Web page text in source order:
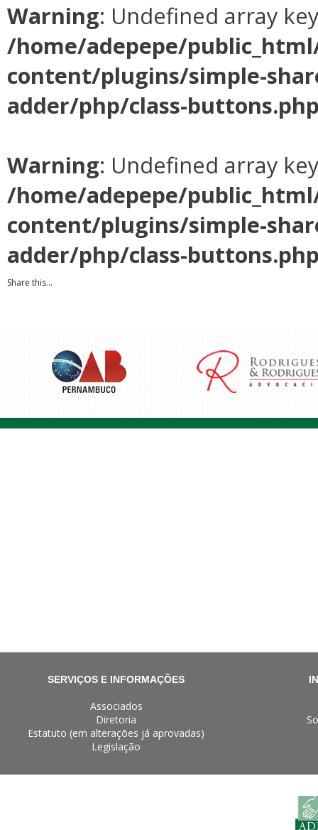
Warning: Undefined array
/home/adepepe/
content/plugins/simple-
adder/php/class-
Warning: Undefined array
/home/adepepe/
content/plugins/simple-
adder/php/class-
Share this...
SERVIÇOS E INFORMAÇÕES
Associados
Diretoria
Estatuto (em alterações já aprovadas)
Legislação